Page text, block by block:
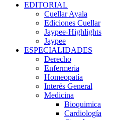
EDITORIAL
Cuellar Ayala
Ediciones Cuellar
Jaypee-Highlights
Jaypee
ESPECIALIDADES
Derecho
Enfermeria
Homeopatía
Interés General
Medicina
Bioquimica
Cardiología